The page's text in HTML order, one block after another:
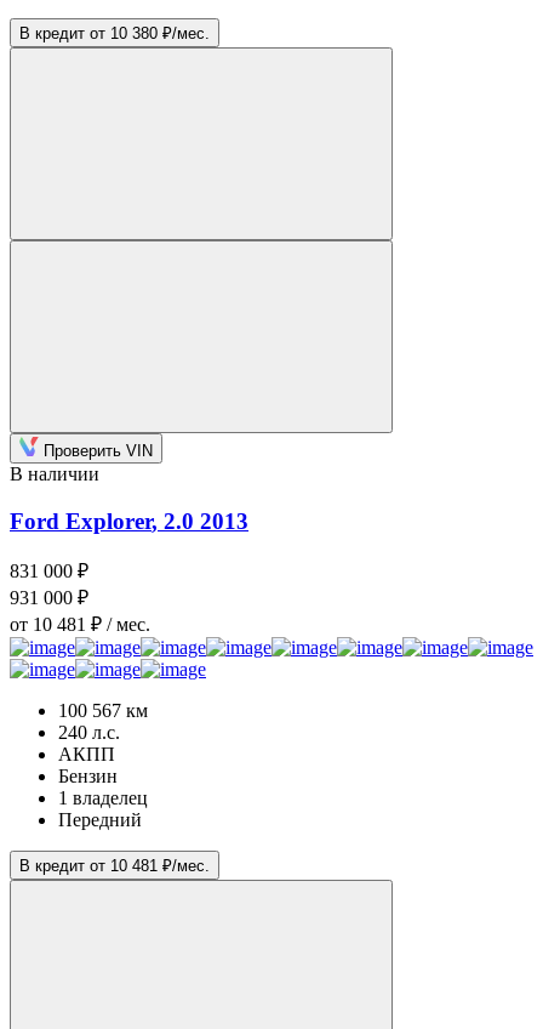
В кредит от 10 380 ₽/мес.
Проверить VIN
В наличии
Ford Explorer, 2.0 2013
831 000 ₽
931 000 ₽
от 10 481 ₽ / мес.
100 567 км
240 л.с.
АКПП
Бензин
1 владелец
Передний
В кредит от 10 481 ₽/мес.